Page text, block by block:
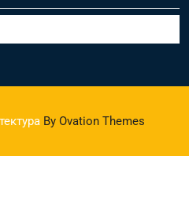
By Ovation Themes